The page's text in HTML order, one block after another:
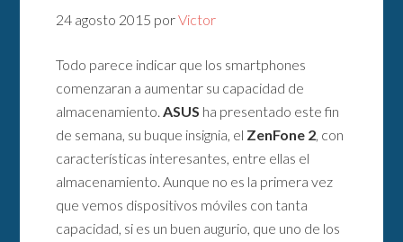
24 agosto 2015 porVictor
Todo parece indicar que los smartphones
comenzaran a aumentar su capacidad de
almacenamiento.ASUS ha presentado este fin
de semana, su buque insignia, el ZenFone 2, con
características interesantes, entre ellas el
almacenamiento. Aunque no es la primera vez
que vemos dispositivos móviles con tanta
capacidad, si es un buen augurio, que uno de los